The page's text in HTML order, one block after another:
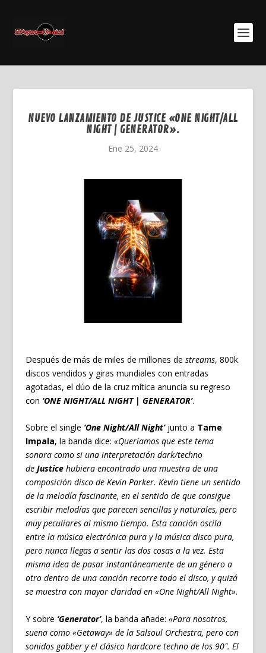
NUEVO LANZAMIENTO DE JUSTICE «ONE NIGHT/ALL
NIGHT | GENERATOR».
Ene 25, 2024
Después de más de miles de millones de streams, 800k
discos vendidos y giras mundiales con entradas
agotadas, el dúo de la cruz mítica anuncia su regreso
con ‘ONE NIGHT/ALL NIGHT | GENERATOR’.
Sobre el single ‘One Night/All Night’ junto a Tame
Impala, la banda dice: «Queríamos que este tema
sonara como si una interpretación dark/techno
de Justice hubiera encontrado una muestra de una
composición disco de Kevin Parker. Kevin tiene un sentido
de la melodía fascinante, en el sentido de que consigue
escribir melodías que parecen sencillas y naturales, pero
muy peculiares al mismo tiempo. Esta canción oscila
entre la música electrónica pura y la música disco pura,
pero nunca llegas a sentir las dos cosas a la vez. Esta
misma idea de pasar instantáneamente de un género a
otro dentro de una canción recorre todo el disco, y quizá
se muestra con mayor claridad en «One Night/All Night».
Y sobre ‘Generator’, la banda añade: «Para nosotros,
suena como «Getaway» de la Salsoul Orchestra, pero con
sonidos gabber y el clásico hardcore techno de los 90″. El